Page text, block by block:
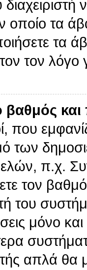
οποίο τα
τα
τον λόγο
ο βαθμός
που
των
π.χ.
τον βαθμό
του
μόνο
απλά